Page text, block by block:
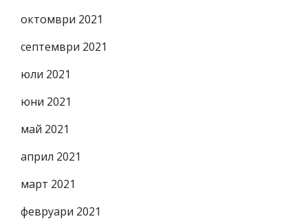
октомври 2021
септември 2021
юли 2021
юни 2021
май 2021
април 2021
март 2021
февруари 2021